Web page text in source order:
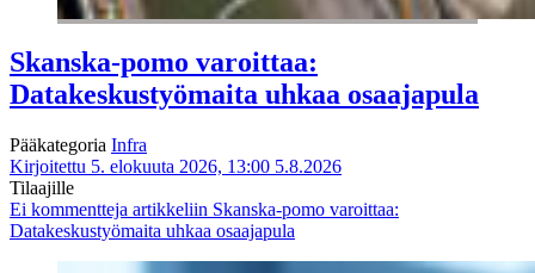
Skanska-pomo varoittaa:
Datakeskustyömaita uhkaa osaajapula
Pääkategoria Infra
Kirjoitettu 5. elokuuta 2026, 13:00 5.8.2026
Tilaajille
Ei kommentteja artikkeliin Skanska-pomo varoittaa:
Datakeskustyömaita uhkaa osaajapula